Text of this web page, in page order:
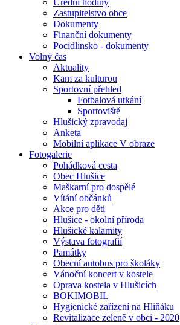
Úřední hodiny
Zastupitelstvo obce
Dokumenty
Finanční dokumenty
Pocidlinsko - dokumenty
Volný čas
Aktuality
Kam za kulturou
Sportovní přehled
Fotbalová utkání
Sportoviště
Hlušický zpravodaj
Anketa
Mobilní aplikace V obraze
Fotogalerie
Pohádková cesta
Obec Hlušice
Maškarní pro dospělé
Vítání občánků
Akce pro děti
Hlušice - okolní příroda
Hlušické kalamity
Výstava fotografií
Památky
Obecní autobus pro školáky
Vánoční koncert v kostele
Oprava kostela v Hlušicích
BOKIMOBIL
Hygienické zařízení na Hliňáku
Revitalizace zeleně v obci - 2020